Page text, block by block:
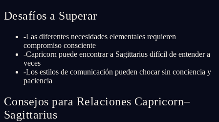
Desafíos a Superar
-Las diferentes necesidades elementales requieren
compromiso consciente
-Capricorn puede encontrar a Sagittarius difícil de entender a
veces
-Los estilos de comunicación pueden chocar sin conciencia y
paciencia
Consejos para Relaciones Capricorn–
Sagittarius